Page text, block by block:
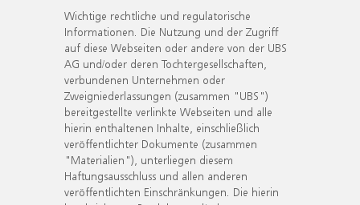
Wichtige rechtliche und regulatorische
Informationen. Die Nutzung und der Zugriff
auf diese Webseiten oder andere von der UBS
AG und/oder deren Tochtergesellschaften,
verbundenen Unternehmen oder
Zweigniederlassungen (zusammen "UBS")
bereitgestellte verlinkte Webseiten und alle
hierin enthaltenen Inhalte, einschließlich
veröffentlichter Dokumente (zusammen
"Materialien"), unterliegen diesem
Haftungsausschluss und allen anderen
veröffentlichten Einschränkungen. Die hierin